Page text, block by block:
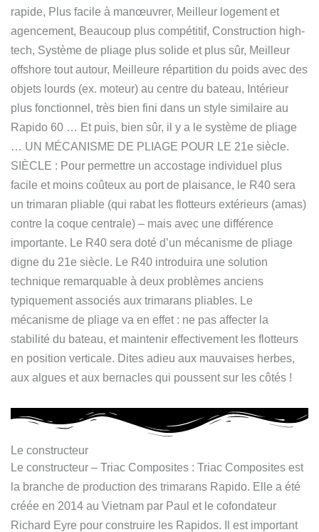
rapide, Plus facile à manœuvrer, Meilleur logement et
agencement, Beaucoup plus compétitif, Construction high-
tech, Système de pliage plus solide et plus sûr, Meilleur
offshore tout autour, Meilleure répartition du poids avec des
objets lourds (ex. moteur) au centre du bateau, Intérieur
plus fonctionnel, très bien fini dans un style similaire au
Rapido 60 … Et puis, bien sûr, il y a le système de pliage
… UN MÉCANISME DE PLIAGE POUR LE 21e siècle.
SIÈCLE : Pour permettre un accostage individuel plus
facile et moins coûteux au port de plaisance, le R40 sera
un trimaran pliable (qui rabat les flotteurs extérieurs (amas)
contre la coque centrale) – mais avec une différence
importante. Le R40 sera doté d’un mécanisme de pliage
digne du 21e siècle. Le R40 introduira une solution
technique remarquable à deux problèmes anciens
typiquement associés aux trimarans pliables. Le
mécanisme de pliage va en effet : ne pas affecter la
stabilité du bateau, et maintenir effectivement les flotteurs
en position verticale. Dites adieu aux mauvaises herbes,
aux algues et aux bernacles qui poussent sur les côtés !
Le constructeur
Le constructeur – Triac Composites : Triac Composites est
la branche de production des trimarans Rapido. Elle a été
créée en 2014 au Vietnam par Paul et le cofondateur
Richard Eyre pour construire les Rapidos. Il est important